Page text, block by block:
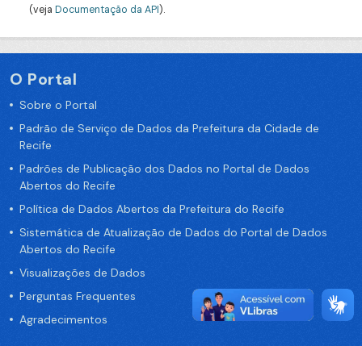
(veja Documentação da API).
O Portal
Sobre o Portal
Padrão de Serviço de Dados da Prefeitura da Cidade de
Recife
Padrões de Publicação dos Dados no Portal de Dados
Abertos do Recife
Política de Dados Abertos da Prefeitura do Recife
Sistemática de Atualização de Dados do Portal de Dados
Abertos do Recife
Visualizações de Dados
Perguntas Frequentes
Agradecimentos